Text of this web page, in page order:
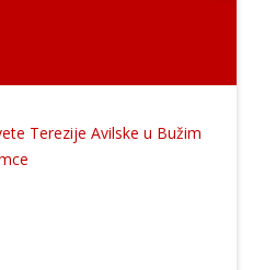
Terezije Avilske u Bužim